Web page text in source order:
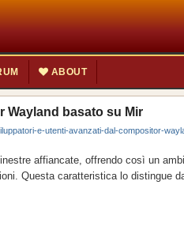
ABOUT
Wayland basato su Mir
e-utenti-avanzati-dal-compositor-
affiancate, offrendo così un
Questa caratteristica lo distingue